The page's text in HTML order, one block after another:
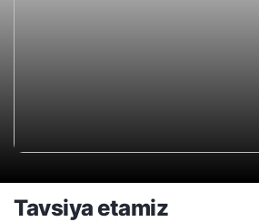
Tavsiya etamiz